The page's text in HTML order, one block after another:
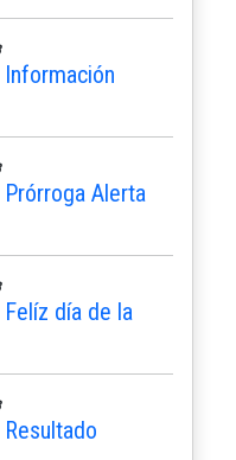
Alerta
día de la